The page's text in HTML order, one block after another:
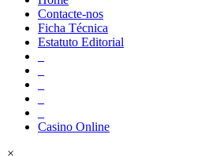
Contacte-nos
Ficha Técnica
Estatuto Editorial
Casino Online
×